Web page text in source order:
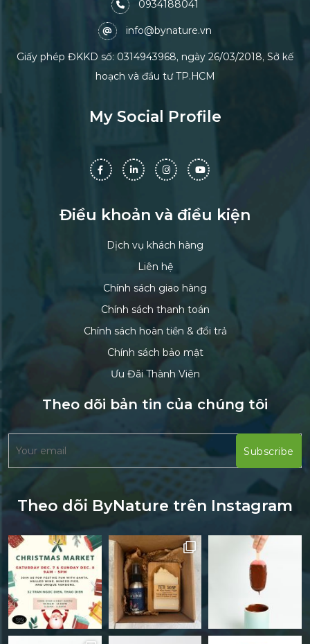
0934188041
info@bynature.vn
Giấy phép ĐKKD số: 0314943968, ngày 26/03/2018, Sở kế
hoạch và đầu tư TP.HCM
My Social Profile
Điều khoản và điều kiện
Dịch vụ khách hàng
Liên hệ
Chính sách giao hàng
Chính sách thanh toán
Chính sách hoàn tiền & đổi trả
Chính sách bảo mật
Ưu Đãi Thành Viên
Theo dõi bản tin của chúng tôi
Theo dõi ByNature trên Instagram